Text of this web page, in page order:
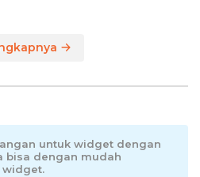
untuk widget dengan
bisa dengan mudah
widget.